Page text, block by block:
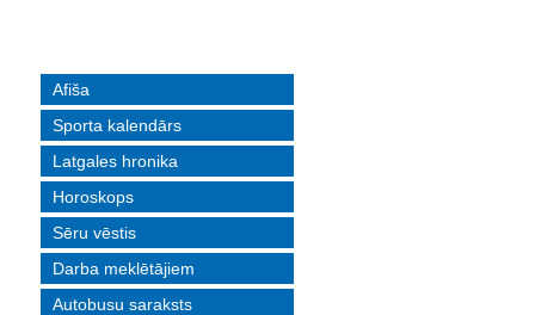
Afiša
Sporta kalendārs
Latgales hronika
Horoskops
Sēru vēstis
Darba meklētājiem
Autobusu saraksts